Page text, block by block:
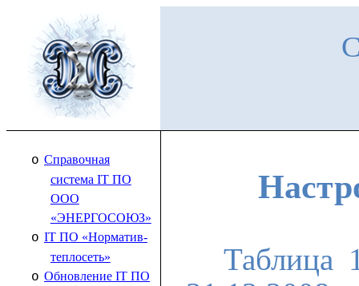
o Справочная
система IT ПО
ООО
«ЭНЕРГОСОЮЗ»
o IT ПО «Норматив-
теплосеть»
o Обновление IT ПО